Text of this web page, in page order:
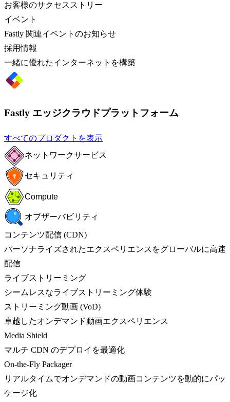
お客様のサクセスストリー
イベント
Fastly 関連イベントのお知らせ
採用情報
一緒に優れたインターネットを構築
Fastly エッジクラウドプラットフォーム
すべてのプロダクトを表示
ネットワークサービス
セキュリティ
Compute
オブザーバビリティ
コンテンツ配信 (CDN)
パーソナライズされたエクスペリエンスをグローバルに高速
配信
ライブストリーミング
シームレスなライブストリーミング体験
ストリーミング動画 (VoD)
卓越したオンデマンド動画エクスペリエンス
Media Shield
マルチ CDN のデプロイを最適化
On-the-Fly Packager
リアルタイムでオンデマンドの動画コンテンツを動的にパッ
ケージ化